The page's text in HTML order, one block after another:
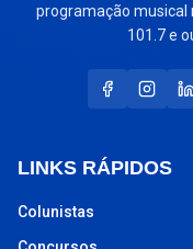
programação musical
101.7 e
LINKS RÁPIDOS
Colunistas